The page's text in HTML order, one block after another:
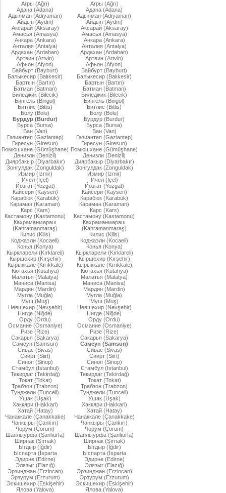
Агры (Ağrı)
Адана (Adana)
Адыяман (Adıyaman)
Айдын (Aydın)
Аксарай (Aksaray)
Амасья (Amasya)
Анкара (Ankara)
Анталия (Antalya)
Ардахан (Ardahan)
Артвин (Artvin)
Афьон (Afyon)
Байбурт (Bayburt)
Балыкесир (Balıkesir)
Бартын (Bartın)
Батман (Batman)
Биледжик (Bilecik)
Бингёль (Bingöl)
Битлис (Bitlis)
Болу (Bolu)
Бурдур (Burdur)
Бурса (Bursa)
Ван (Van)
Газиантеп (Gaziantep)
Гиресун (Giresun)
Гюмюшхане (Gümüşhane)
Денизли (Denizli)
Диярбакыр (Diyarbakır)
Зонгулдак (Zonguldak)
Измир (Izmir)
Ичел (Içel)
Йозгат (Yozgat)
Кайсери (Kayseri)
Карабюк (Karabük)
Караман (Karaman)
Карс (Kars)
Кастамону (Kastamonu)
Кахраманмараш
(Kahramanmaraş)
Килис (Kilis)
Коджаэли (Kocaeli)
Конья (Konya)
Кыркларели (Kırklareli)
Кыршехир (Kırşehir)
Кырыккале (Kırıkkale)
Кютахья (Kütahya)
Малатья (Malatya)
Маниса (Manisa)
Мардин (Mardin)
Мугла (Muğla)
Муш (Muş)
Невшехир (Nevşehir)
Нигде (Niğde)
Орду (Ordu)
Османие (Osmaniye)
Ризе (Rize)
Сакарья (Sakarya)
Самсун (Samsun)
Сивас (Sivas)
Сиирт (Siirt)
Синоп (Sinop)
Стамбул (Istanbul)
Текирдаг (Tekirdağ)
Токат (Tokat)
Трабзон (Trabzon)
Тунджели (Tunceli)
Ушак (Uşak)
Хаккяри (Hakkari)
Хатай (Hatay)
Чанаккале (Çanakkake)
Чанкыры (Çankırı)
Чорум (Çorum)
Шанлыурфа (Şanlıurfa)
Ширнак (Şırnak)
Ыгдыр (Iğdir)
Ыспарта (İsparta
Эдирне (Edirne)
Элязыг (Elazığ)
Эрзинджан (Erzincan)
Эрзурум (Erzurum)
Эскишехир (Eskişehir)
Ялова (Yalova)
Агры (Ağrı)
Адана (Adana)
Адыяман (Adıyaman)
Айдын (Aydın)
Аксарай (Aksaray)
Амасья (Amasya)
Анкара (Ankara)
Анталия (Antalya)
Ардахан (Ardahan)
Артвин (Artvin)
Афьон (Afyon)
Байбурт (Bayburt)
Балыкесир (Balıkesir)
Бартын (Bartın)
Батман (Batman)
Биледжик (Bilecik)
Бингёль (Bingöl)
Битлис (Bitlis)
Болу (Bolu)
Бурдур (Burdur)
Бурса (Bursa)
Ван (Van)
Газиантеп (Gaziantep)
Гиресун (Giresun)
Гюмюшхане (Gümüşhane)
Денизли (Denizli)
Диярбакыр (Diyarbakır)
Зонгулдак (Zonguldak)
Измир (Izmir)
Ичел (Içel)
Йозгат (Yozgat)
Кайсери (Kayseri)
Карабюк (Karabük)
Караман (Karaman)
Карс (Kars)
Кастамону (Kastamonu)
Кахраманмараш
(Kahramanmaraş)
Килис (Kilis)
Коджаэли (Kocaeli)
Конья (Konya)
Кыркларели (Kırklareli)
Кыршехир (Kırşehir)
Кырыккале (Kırıkkale)
Кютахья (Kütahya)
Малатья (Malatya)
Маниса (Manisa)
Мардин (Mardin)
Мугла (Muğla)
Муш (Muş)
Невшехир (Nevşehir)
Нигде (Niğde)
Орду (Ordu)
Османие (Osmaniye)
Ризе (Rize)
Сакарья (Sakarya)
Самсун (Samsun)
Сивас (Sivas)
Сиирт (Siirt)
Синоп (Sinop)
Стамбул (Istanbul)
Текирдаг (Tekirdağ)
Токат (Tokat)
Трабзон (Trabzon)
Тунджели (Tunceli)
Ушак (Uşak)
Хаккяри (Hakkari)
Хатай (Hatay)
Чанаккале (Çanakkake)
Чанкыры (Çankırı)
Чорум (Çorum)
Шанлыурфа (Şanlıurfa)
Ширнак (Şırnak)
Ыгдыр (Iğdir)
Ыспарта (İsparta
Эдирне (Edirne)
Элязыг (Elazığ)
Эрзинджан (Erzincan)
Эрзурум (Erzurum)
Эскишехир (Eskişehir)
Ялова (Yalova)